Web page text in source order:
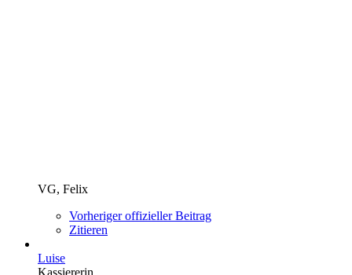
VG, Felix
Vorheriger offizieller Beitrag
Zitieren
Luise
Kassiererin